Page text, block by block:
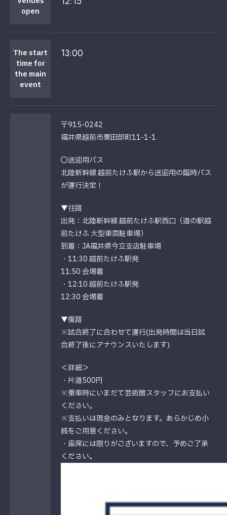
open
The start
time for
the main
event
13:00
〒915-0242
福井県越前市粟田部町11-1-1
◯送迎用バス
北陸新幹線 越前たけふ駅から送迎用の臨時バス
が運行決定！
▼往路
出発：北陸新幹線 越前たけふ駅西口（道の駅越
前たけふ 大型車両駐車場）
到着： JA福井県今立支店駐車場
・11:30 越前たけふ駅発
11:50 会場着
・ 12:10越前たけふ駅発
12:30 会場着
▼復路
※試合終了に合わせて運行(出発時間は当日試
合終了後にアナウンスいたします)
＜詳細＞
・片道500円
※乗車時にいまだて芸術館スタッフにお支払い
ください。
※支払いは現金のみとなります。あらかじめ小
銭をご用意ください。
・座席には限りがございますので、予めご了承
ください。